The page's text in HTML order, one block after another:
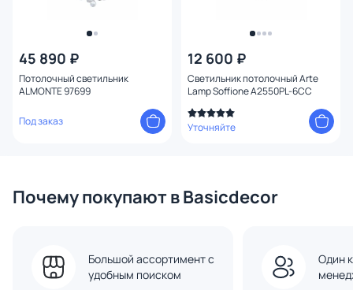
45 890 ₽
Потолочный светильник
ALMONTE 97699
Под заказ
12 600 ₽
Светильник потолочный Arte
Lamp Soffione A2550PL-6CC
Уточняйте
Почему покупают в Basicdecor
Большой ассортимент с
удобным поиском
Один
Ширина (мм)
Длина (мм)
Тип помещения 1